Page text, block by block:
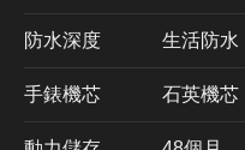
防水深度 生活防水
手錶機芯 ​石英機芯